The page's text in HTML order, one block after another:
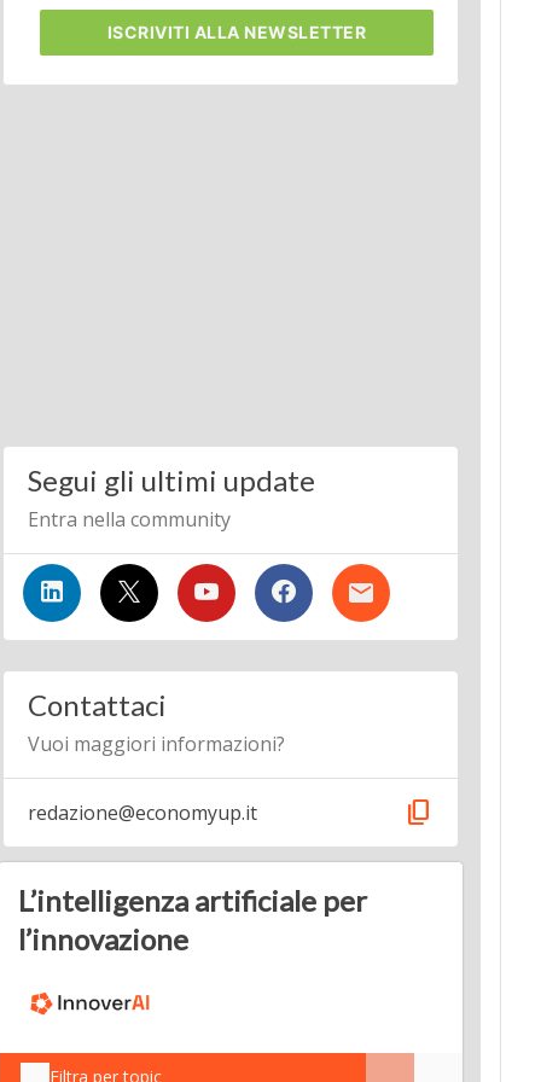
ISCRIVITI ALLA NEWSLETTER
Segui gli ultimi update
Entra nella community
Contattaci
Vuoi maggiori informazioni?
redazione@economyup.it content_copy
L’intelligenza artificiale per
l’innovazione
Filtra per topic